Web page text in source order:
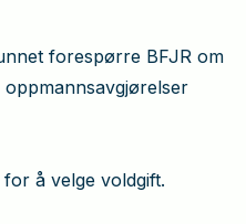
forespørre BFJR om
å velge voldgift.